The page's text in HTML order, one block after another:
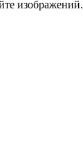
изображений.